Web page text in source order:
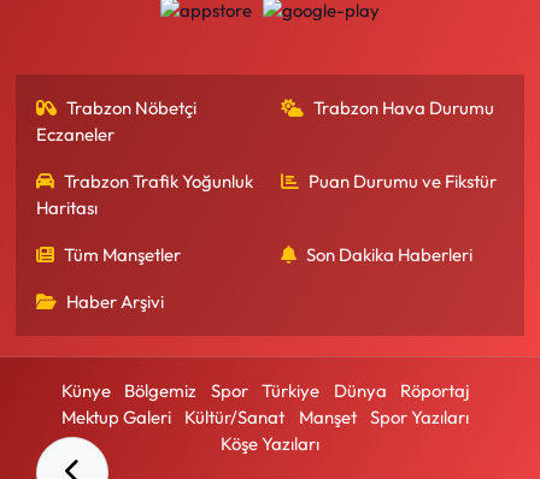
Trabzon Nöbetçi
Eczaneler
Trabzon Hava Durumu
Trabzon Trafik Yoğunluk
Haritası
Puan Durumu ve Fikstür
Tüm Manşetler Son Dakika Haberleri
Haber Arşivi
Künye Bölgemiz Spor Türkiye Dünya
Röportaj
Mektup Galeri
Kültür/Sanat Manşet
Spor Yazıları
Köşe Yazıları